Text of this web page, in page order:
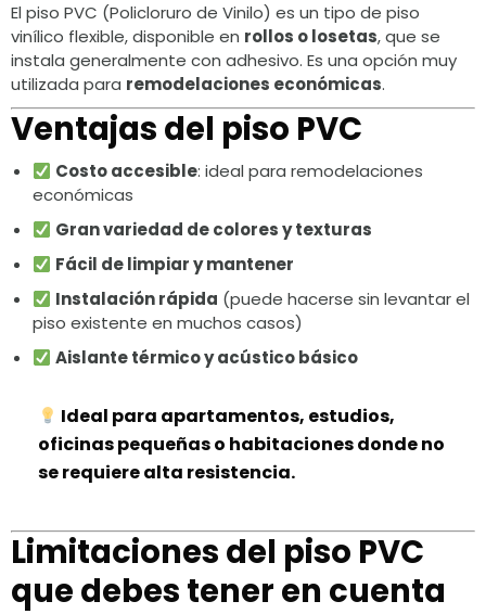
El piso PVC (Policloruro de Vinilo) es un tipo de piso
vinílico flexible, disponible en rollos o losetas, que se
instala generalmente con adhesivo. Es una opción muy
utilizada para remodelaciones económicas.
Ventajas del piso PVC
Costo accesible: ideal para remodelaciones
económicas
Gran variedad de colores y texturas
Fácil de limpiar y mantener
Instalación rápida (puede hacerse sin levantar el
piso existente en muchos casos)
Aislante térmico y acústico básico
Ideal para apartamentos, estudios,
oficinas pequeñas o habitaciones donde no
se requiere alta resistencia.
Limitaciones del piso PVC
que debes tener en cuenta